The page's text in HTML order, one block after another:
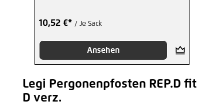
10,52 €* / Je Sack
Ansehen
Produktgalerie überspringen
Legi Pergonenpfosten REP.D fit
D verz.